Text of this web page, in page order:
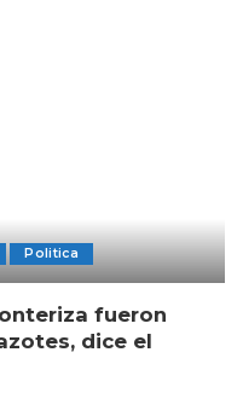
Politica
fueron
dice el